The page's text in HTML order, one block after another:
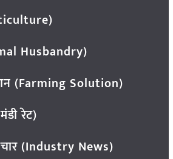
Husbandry)
(Farming Solution)
रेट)
(Industry News)